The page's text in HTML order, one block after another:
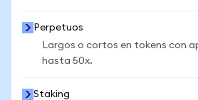
Perpetuos
Largos o cortos en tokens con
hasta 50x.
Staking